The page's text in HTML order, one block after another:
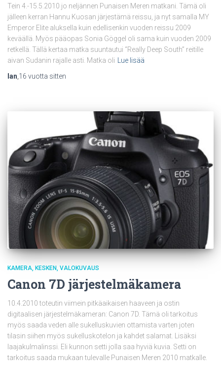
Tein 4.-15.5.2010 jo neljännen Punaisen Meren matkani. Tämä oli
jälleen kerran Hannu Kuosan järjestämä reissu, ja nyt samalla MY
Emperor Elite aluksella kuin edellisenkin vuoden reissu 2009
keväällä. Myös pääopas Sonia Göggel oli sama kuin vuoden 2009
retkellä. Tällä kertaa matka suuntautui “Really Deep South” reitille
aivan Sudanin rajalle asti. Matka oli
Lue lisää
Ian 16 vuotta sitten
KAMERA KESKEN VALOKUVAUS
Canon 7D järjestelmäkamera
10.4.2010 toteutin viimein pitkäaikaisen haaveen ja ostin
digitaalisen järjestelmäkameran: Canon 7D. Tämä oli tarkoitus
myös saada veden alle sukelluskuvien ottamista varten joten
tilasin siihen myös sukelluskotelon ja kahdet salamat. Lisäksi
laajakulmalinssi. Eli kunnon setti jolla saa hyviä kuvia. Setti on
tarkoitus saada mukaan tulevalle Punaisen Meren 2010 matkalle.